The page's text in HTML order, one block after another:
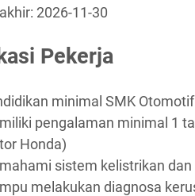
2026-11-30
Pekerja
minimal SMK Otomotif
pengalaman minimal 1
Honda)
sistem kelistrikan
melakukan diagnosa